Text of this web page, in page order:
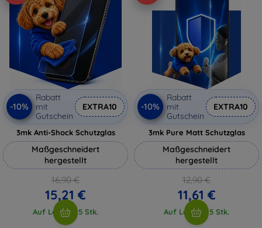
-10%
Rabatt
mit
Gutschein
EXTRA10
3mk Anti-Shock Schutzglas
Maßgeschneidert
hergestellt
16,90 €
15,21 €
Auf Lager > 5 Stk.
-10%
Rabatt
mit
Gutschein
EXTRA10
3mk Pure Matt Schutzglas
Maßgeschneidert
hergestellt
12,90 €
11,61 €
Auf Lager > 5 Stk.